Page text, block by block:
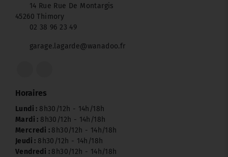
14 Rue Rue De Montargis
45260 Thimory
02 38 96 23 49
garage.lagarde@wanadoo.fr
Horaires
Lundi : 8h30/12h - 14h/18h
Mardi : 8h30/12h - 14h/18h
Mercredi : 8h30/12h - 14h/18h
Jeudi : 8h30/12h - 14h/18h
Vendredi : 8h30/12h - 14h/18h